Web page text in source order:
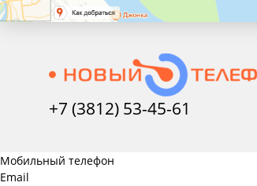
+7 (3812) 53-45-61
Мобильный телефон
Email